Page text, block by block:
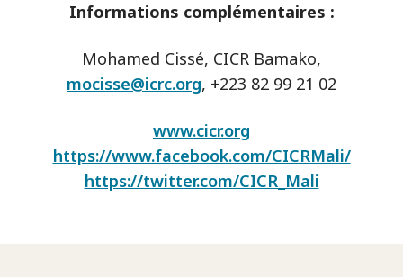
Informations complémentaires :
Mohamed Cissé, CICR Bamako,
mocisse@icrc.org, +223 82 99 21 02
www.cicr.org
https://www.facebook.com/CICRMali/
https://twitter.com/CICR_Mali